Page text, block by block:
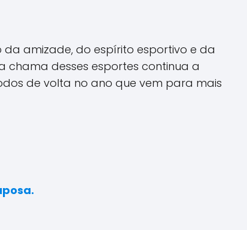
da amizade, do espírito esportivo e da
chama desses esportes continua a
de volta no ano que vem para mais